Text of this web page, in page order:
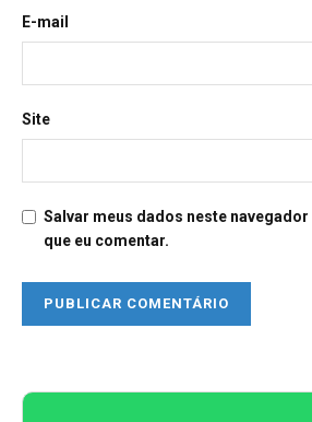
E-mail
Site
Salvar meus dados neste navegador
que eu comentar.